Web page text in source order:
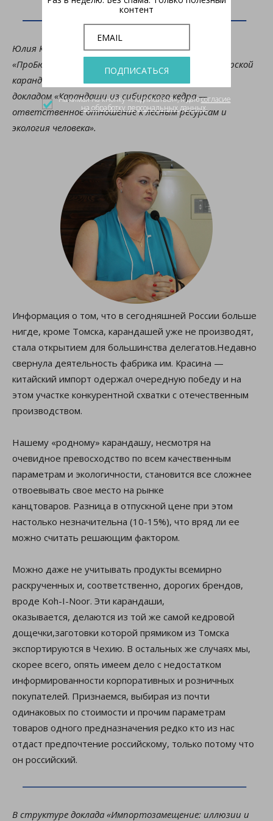
контент
ПОДПИСАТЬСЯ
Нажимая на кнопку «Подписаться», я даюсогласие
на обработку персональных данных.
Юлия Коротаева, директор по маркетингу ООО
«ПроБюро» (московское представительство Сибирской
карандашной фабрики), выступила с
докладом «Карандаши из сибирского кедра —
ответственное отношение к лесным ресурсам и
экология человека».
Информация о том, что в сегодняшней России больше
нигде, кроме Томска, карандашей уже не производят,
стала открытием для большинства делегатов.Недавно
свернула деятельность фабрика им. Красина —
китайский импорт одержал очередную победу и на
этом участке конкурентной схватки с отечественным
производством.
Нашему «родному» карандашу, несмотря на
очевидное превосходство по всем качественным
параметрам и экологичности, становится все сложнее
отвоевывать свое место на рынке
канцтоваров. Разница в отпускной цене при этом
настолько незначительна (10-15%), что вряд ли ее
можно считать решающим фактором.
Можно даже не учитывать продукты всемирно
раскрученных и, соответственно, дорогих брендов,
вроде Koh-I-Noor. Эти карандаши,
оказывается, делаются из той же самой кедровой
дощечки,заготовки которой прямиком из Томска
экспортируются в Чехию. В остальных же случаях мы,
скорее всего, опять имеем дело с недостатком
информированности корпоративных и розничных
покупателей. Признаемся, выбирая из почти
одинаковых по стоимости и прочим параметрам
товаров одного предназначения редко кто из нас
отдаст предпочтение российскому, только потому что
он российский.
В структуре доклада «Импортозамещение: иллюзии и